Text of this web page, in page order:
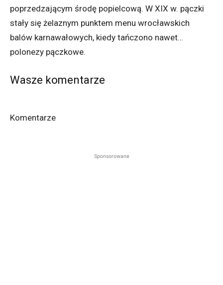
poprzedzającym środę popielcową. W XIX w. pączki
stały się żelaznym punktem menu wrocławskich
balów karnawałowych, kiedy tańczono nawet…
polonezy pączkowe.
Wasze komentarze
Komentarze
Sponsorowane